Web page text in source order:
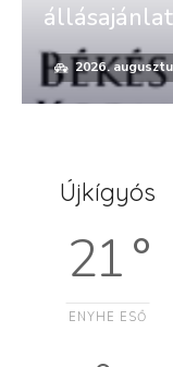
2026.
Újkígyós
21 °
ENYHE ESŐ